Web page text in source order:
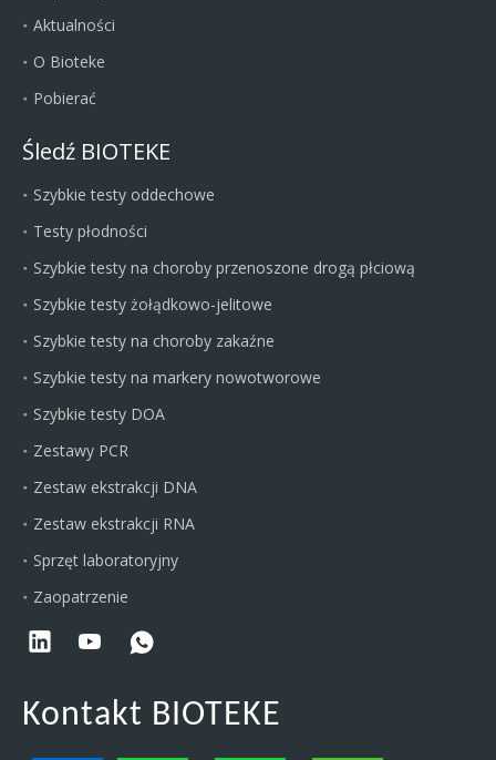
Aktualności
O Bioteke
Pobierać
Śledź BIOTEKE
Szybkie testy oddechowe
Testy płodności
Szybkie testy na choroby przenoszone drogą płciową
Szybkie testy żołądkowo-jelitowe
Szybkie testy na choroby zakaźne
Szybkie testy na markery nowotworowe
Szybkie testy DOA
Zestawy PCR
Zestaw ekstrakcji DNA
Zestaw ekstrakcji RNA
Sprzęt laboratoryjny
Zaopatrzenie
Kontakt BIOTEKE